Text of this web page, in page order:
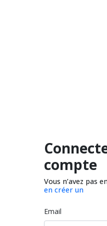
compte
Vous n’avez pas
en créer un
Email